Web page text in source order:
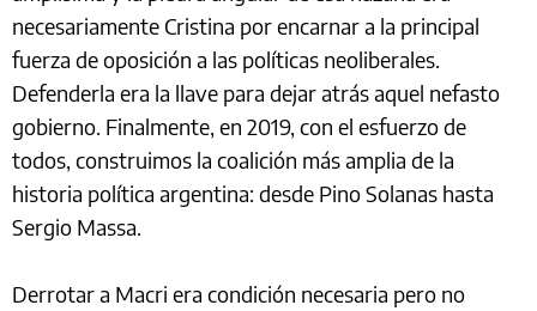
necesariamente Cristina por encarnar a la principal
fuerza de oposición a las políticas neoliberales.
Defenderla era la llave para dejar atrás aquel nefasto
gobierno. Finalmente, en 2019, con el esfuerzo de
todos, construimos la coalición más amplia de la
historia política argentina: desde Pino Solanas hasta
Sergio Massa.
Derrotar a Macri era condición necesaria pero no